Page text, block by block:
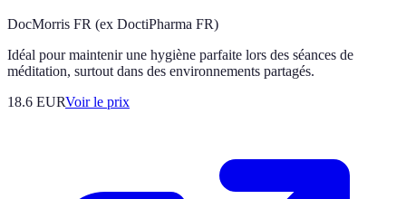
DocMorris FR (ex DoctiPharma FR)
Idéal pour maintenir une hygiène parfaite lors des séances de
méditation, surtout dans des environnements partagés.
18.6 EURVoir le prix